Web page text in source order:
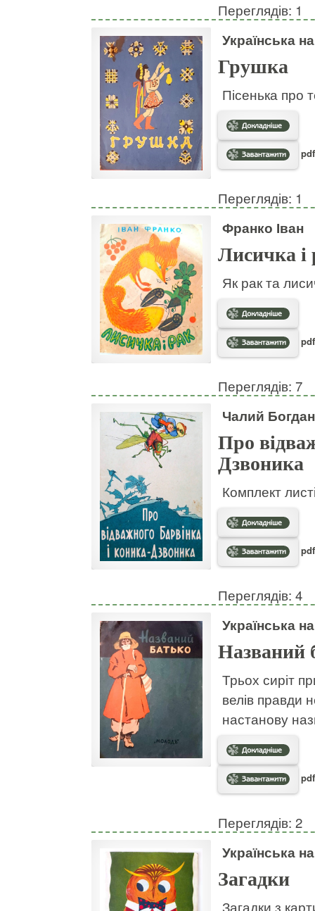
Переглядів: 1
Українська
Грушка
Пісенька про
Переглядів: 1
Франко Іван
Лисичка і
Як рак та
Переглядів: 7
Чалий
Про
Дзвоника
Комплект
Переглядів: 4
Українська
Названий
Трьох сиріт
велів правди
настанову
Переглядів: 2
Українська
Загадки
Загадки з